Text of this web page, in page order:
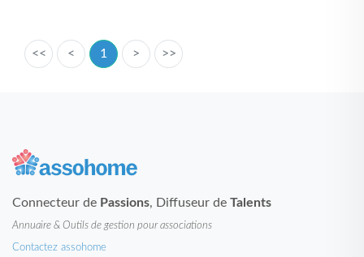
<< < 1 > >>
Connecteur de Passions, Diffuseur de Talents
Annuaire & Outils de gestion pour associations
Contactez assohome